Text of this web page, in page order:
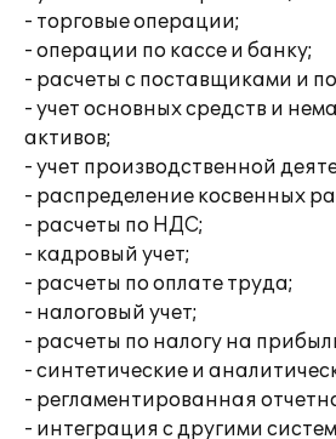
- торговые операции;
- операции по кассе и банку;
- расчеты с поставщиками и
- учет основных средств и
активов;
- учет производственной
- распределение косвенных
- расчеты по НДС;
- кадровый учет;
- расчеты по оплате труда;
- налоговый учет;
- расчеты по налогу на
- синтетические и
- регламентированная
- интеграция с другими